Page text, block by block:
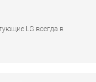
LG всегда в